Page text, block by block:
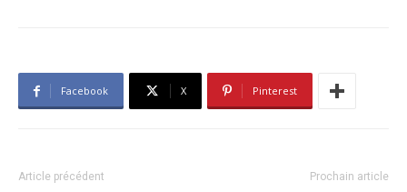
Facebook X Pinterest
Article précédent Prochain article